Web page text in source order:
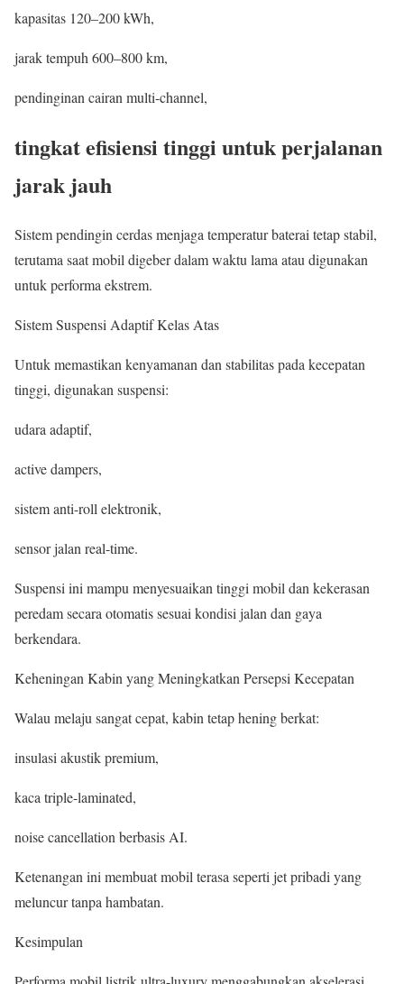
kapasitas 120–200 kWh,
jarak tempuh 600–800 km,
pendinginan cairan multi-channel,
tingkat efisiensi tinggi untuk perjalanan
jarak jauh
Sistem pendingin cerdas menjaga temperatur baterai tetap stabil,
terutama saat mobil digeber dalam waktu lama atau digunakan
untuk performa ekstrem.
Sistem Suspensi Adaptif Kelas Atas
Untuk memastikan kenyamanan dan stabilitas pada kecepatan
tinggi, digunakan suspensi:
udara adaptif,
active dampers,
sistem anti-roll elektronik,
sensor jalan real-time.
Suspensi ini mampu menyesuaikan tinggi mobil dan kekerasan
peredam secara otomatis sesuai kondisi jalan dan gaya
berkendara.
Keheningan Kabin yang Meningkatkan Persepsi Kecepatan
Walau melaju sangat cepat, kabin tetap hening berkat:
insulasi akustik premium,
kaca triple-laminated,
noise cancellation berbasis AI.
Ketenangan ini membuat mobil terasa seperti jet pribadi yang
meluncur tanpa hambatan.
Kesimpulan